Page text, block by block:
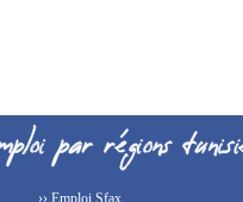
›› Emploi Sfax